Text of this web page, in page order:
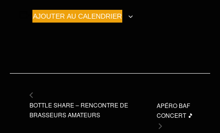
AJOUTER AU CALENDRIER
BOTTLE SHARE – RENCONTRE DE
BRASSEURS AMATEURS
APÉRO BAF
CONCERT 🎵